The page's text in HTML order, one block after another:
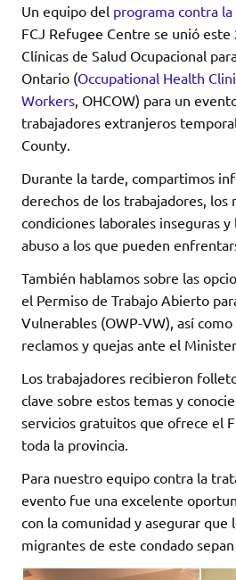
Un equipo del programa contra
FCJ Refugee Centre se unió este
Clínicas de Salud Ocupacional
Ontario (Occupational Health
Workers , OHCOW) para un
trabajadores extranjeros
County.
Durante la tarde, compartimos
derechos de los trabajadores, los
condiciones laborales inseguras
abuso a los que pueden
También hablamos sobre las
el Permiso de Trabajo Abierto
Vulnerables (OWP-VW), así
reclamos y quejas ante el
Los trabajadores recibieron
clave sobre estos temas y
servicios gratuitos que ofrece el
toda la provincia.
Para nuestro equipo contra la
evento fue una excelente
con la comunidad y asegurar que
migrantes de este condado